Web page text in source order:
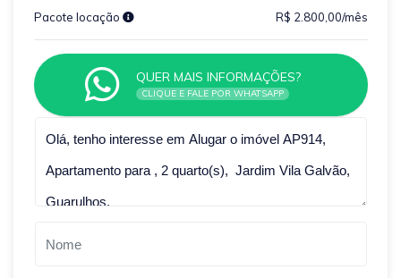
Pacote locação
R$ 2.800,00/mês
QUER MAIS INFORMAÇÕES?
CLIQUE E FALE POR WHATSAPP